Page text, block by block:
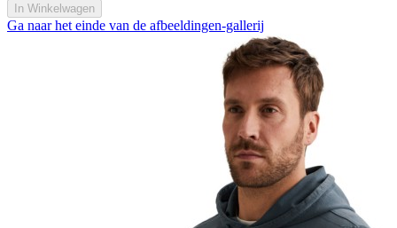
In Winkelwagen
Ga naar het einde van de afbeeldingen-gallerij